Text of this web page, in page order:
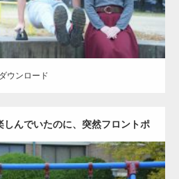
ダウンロード
しんでいたのに、突然フロントポ
をするマッチョ